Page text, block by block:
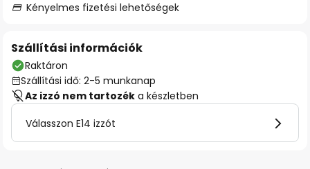
Kényelmes fizetési lehetőségek
Szállítási információk
Raktáron
Szállítási idő: 2-5 munkanap
Az izzó nem tartozék a készletben
Válasszon E14 izzót